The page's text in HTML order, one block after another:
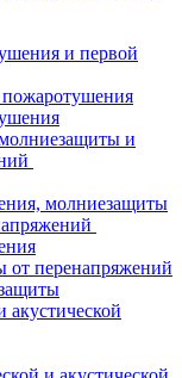
и первой
и
молниезащиты
от перенапряжений
акустической